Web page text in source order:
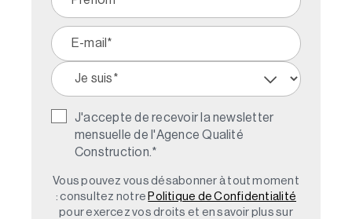
J'accepte de recevoir la newsletter
mensuelle de l'Agence Qualité
Construction. *
Vous pouvez vous désabonner à tout moment
: consultez notre Politique de Confidentialité
pour exercez vos droits et en savoir plus sur